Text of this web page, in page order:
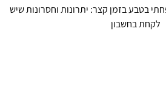
בטבע בזמן קצר: יתרונות וחסרונות שיש
לקחת בחשבון